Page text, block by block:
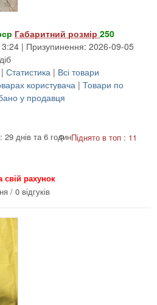
Габаритний розмір 250
| Призупинення: 2026-09-05
| Статистика | Всі товари
користувача | Товари по
у продавця
29 днів та 6 годинПіднято в топ : 11
свій рахунок
/ 0 відгуків